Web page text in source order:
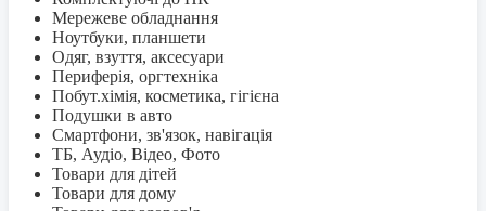
Мережеве обладнання
Ноутбуки, планшети
Одяг, взуття, аксесуари
Периферія, оргтехніка
Побут.хімія, косметика, гігієна
Подушки в авто
Смартфони, зв'язок, навігація
ТБ, Аудіо, Відео, Фото
Товари для дітей
Товари для дому